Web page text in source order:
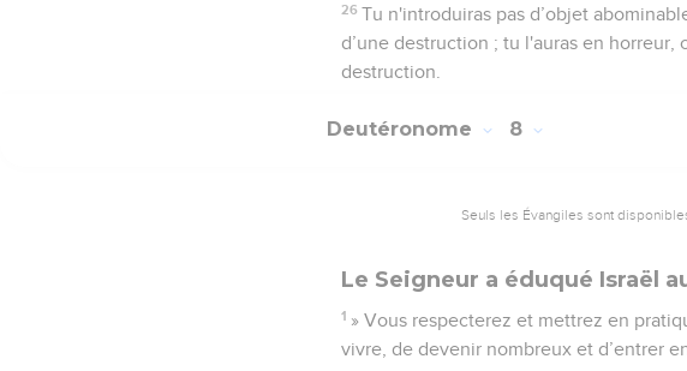
26 Tu n'introduiras pas d’objet
d’une destruction ; tu l'auras en
destruction.
Deutéronome 8
Seuls les Évangiles sont
Le Seigneur a éduqué Israël
1 » Vous respecterez et mettrez en
vivre, de devenir nombreux et d’entrer